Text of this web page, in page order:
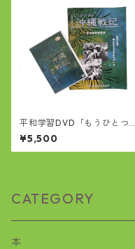
平和学習DVD「もうひとつの
沖縄戦記」
¥5,500
CATEGORY
本